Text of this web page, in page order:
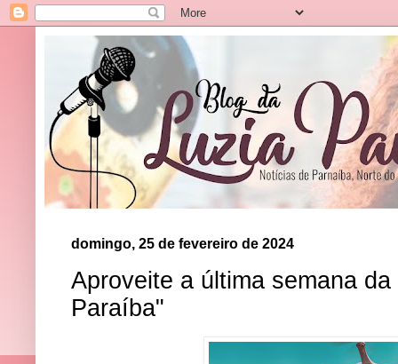
domingo, 25 de fevereiro de 2024
Aproveite a última semana
Paraíba"